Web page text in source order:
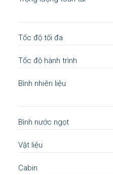
Tốc độ tối đa
Tốc độ hành trình
Bình nhiên liệu
Bình nước ngọt
Vật liệu
Cabin